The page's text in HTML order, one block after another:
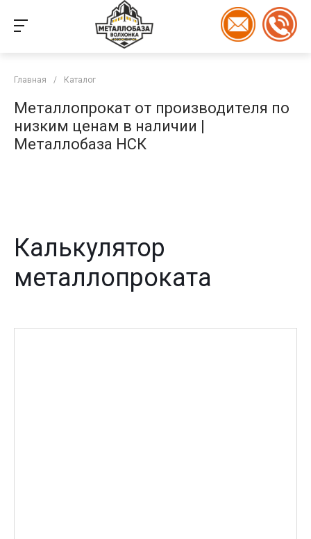
Главная / Каталог
Металлопрокат от производителя по
низким ценам в наличии |
Металлобаза НСК
Калькулятор
металлопроката